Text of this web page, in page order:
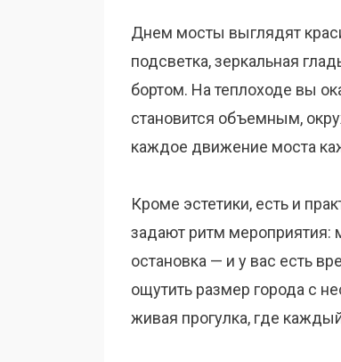
Днем мосты выглядят
подсветка, зеркальная
бортом. На теплоходе вы
становится объемным,
каждое движение моста
Кроме эстетики, есть и
задают ритм мероприятия:
остановка — и у вас есть
ощутить размер города с
живая прогулка, где